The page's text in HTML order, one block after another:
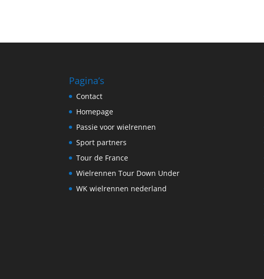
Pagina’s
Contact
Homepage
Passie voor wielrennen
Sport partners
Tour de France
Wielrennen Tour Down Under
WK wielrennen nederland